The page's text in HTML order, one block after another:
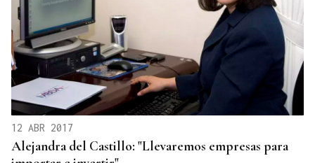
12 ABR 2017
Alejandra del Castillo: "Llevaremos empresas para